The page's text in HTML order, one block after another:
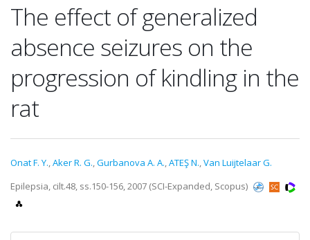
The effect of generalized
absence seizures on the
progression of kindling in the
rat
Onat F. Y.,Aker R. G.,Gurbanova A. A.,ATEŞ N.,Van Luijtelaar G.
Epilepsia, cilt.48, ss.150-156, 2007 (SCI-Expanded, Scopus)